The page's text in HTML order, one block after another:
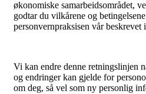
økonomiske samarbeidsområdet,
godtar du vilkårene og
personvernpraksisen vår beskrevet
Vi kan endre denne retningslinjen
og endringer kan gjelde for
om deg, så vel som ny personlig